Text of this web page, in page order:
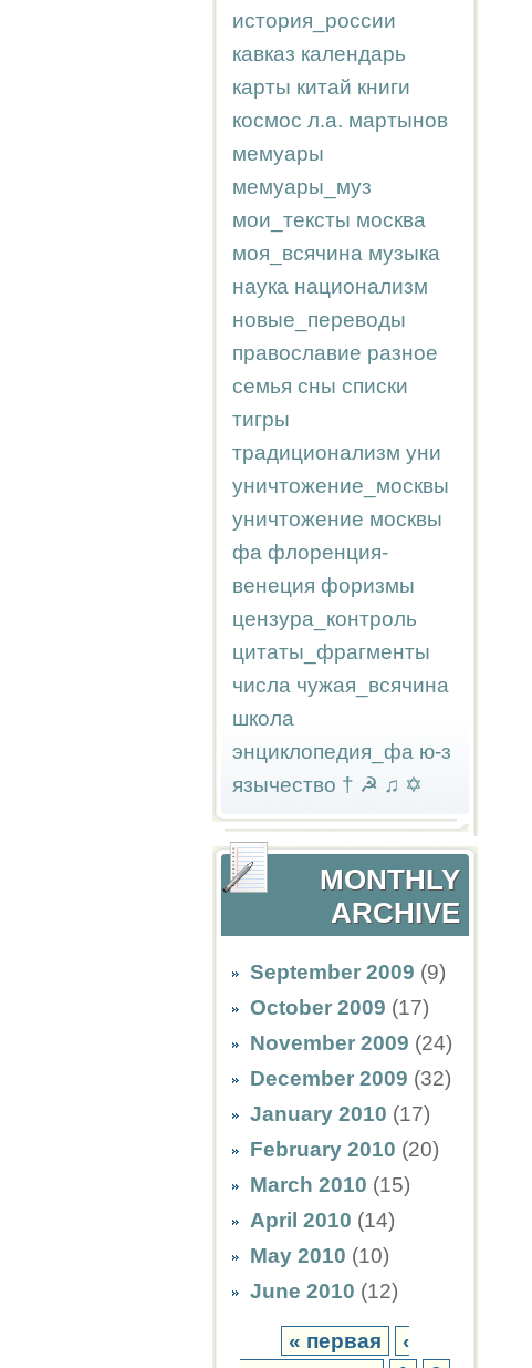
история_россии
кавказ календарь
карты китай книги
космос л.а. мартынов
мемуары
мемуары_муз
мои_тексты москва
моя_всячина музыка
наука национализм
новые_переводы
православие разное
семья сны списки
тигры
традиционализм уни
уничтожение_москвы
уничтожение москвы
фа флоренция-
венеция форизмы
цензура_контроль
цитаты_фрагменты
числа чужая_всячина
школа
энциклопедия_фа ю-з
язычество † ☭ ♫ ✡
MONTHLY
ARCHIVE
September 2009 (9)
October 2009 (17)
November 2009 (24)
December 2009 (32)
January 2010 (17)
February 2010 (20)
March 2010 (15)
April 2010 (14)
May 2010 (10)
June 2010 (12)
« первая
‹